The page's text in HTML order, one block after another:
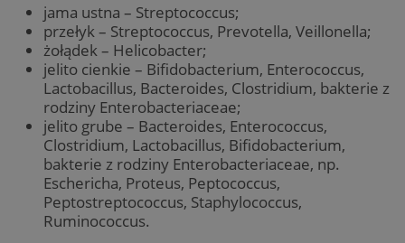
jama ustna – Streptococcus;
przełyk – Streptococcus, Prevotella, Veillonella;
żołądek – Helicobacter;
jelito cienkie – Bifidobacterium, Enterococcus,
Lactobacillus, Bacteroides, Clostridium, bakterie z
rodziny Enterobacteriaceae;
jelito grube – Bacteroides, Enterococcus,
Clostridium, Lactobacillus, Bifidobacterium,
bakterie z rodziny Enterobacteriaceae, np.
Eschericha, Proteus, Peptococcus,
Peptostreptococcus, Staphylococcus,
Ruminococcus.